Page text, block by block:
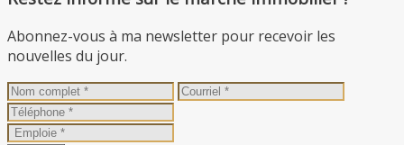
Abonnez-vous à ma newsletter pour recevoir les
nouvelles du jour.